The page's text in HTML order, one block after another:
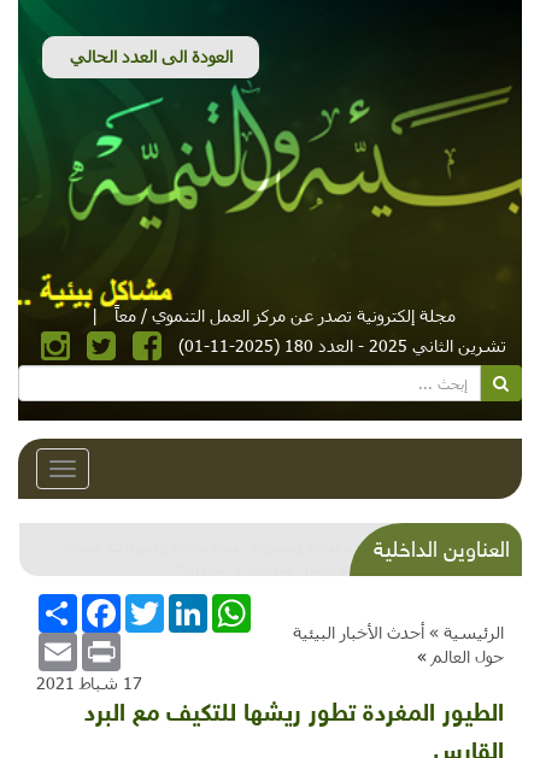
مجلة إلكترونية تصدر عن مركز العمل التنموي / معاً
|
تشرين الثاني 2025 - العدد 180 (2025-11-01)
Toggle
العناوين الداخليةشذرات بيئية وتنموية...بنية تحتية وحلويات قبيحة
وحاكورة ونوبل وزيتون و"سيباط"
الرئيسية » أحدث الأخبار البيئية
حول العالم »
انشر
FacebookTwitterLinkedInWhatsApp
Email Print
17 شباط 2021
الطيور المغردة تطور ريشها للتكيف مع البرد